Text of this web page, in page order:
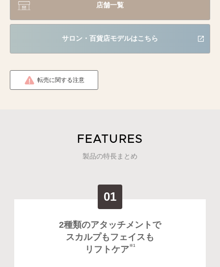
店舗一覧
サロン・百貨店モデルはこちら
転売に関する注意
FEATURES
製品の特長まとめ
01
2種類のアタッチメントで
スカルプもフェイスも
リフトケア※1